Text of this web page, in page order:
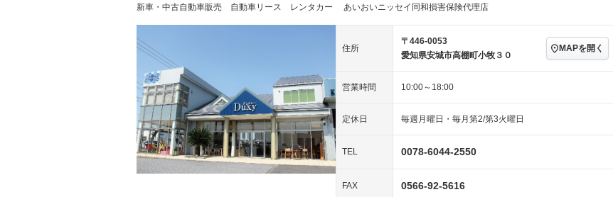
装備略号／用語解説
LEDヘッドランプ HID(キセノンライト) － ポータブルナビ
スマートキー ローダウン
ランフラットタイヤ 3列シート ベンチシート
フルフラットシート － チップアップシート オットマン
シートヒーター － ウォークスルー 後席モニター － 電動リアゲート
フロントカメラ － シートエアコン
－ ルーフレール － エアサスペンション
新車・中古自動車販売 自動車リース レンタカー あいおいニッセイ同和損害保険代理店
住所
〒446-0053
愛知県安城市高棚町小牧３０
MAPを開く
営業時間 10:00～18:00
定休日 毎週月曜日・毎月第2/第3火曜日
TEL 0078-6044-2550
FAX 0566-92-5616